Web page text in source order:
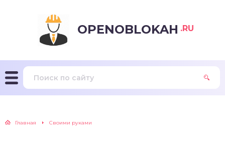
OPENOBLOKAH .RU
Главная Своими руками